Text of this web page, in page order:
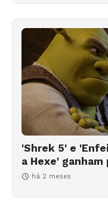
'Shrek 5' e
a Hexe'
há 2 meses